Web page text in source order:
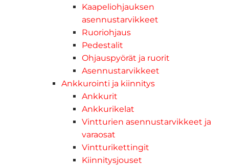
Kaapeliohjauksen
asennustarvikkeet
Ruoriohjaus
Pedestalit
Ohjauspyörät ja ruorit
Asennustarvikkeet
Ankkurointi ja kiinnitys
Ankkurit
Ankkurikelat
Vintturien asennustarvikkeet ja
varaosat
Vintturikettingit
Kiinnitysjouset